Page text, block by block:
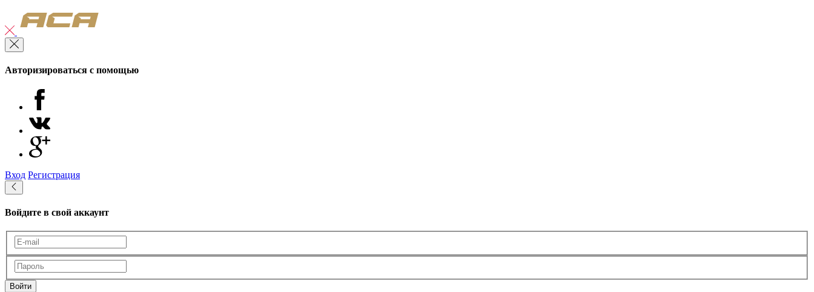
Авторизироваться с помощью
Вход Регистрация
Войдите в свой аккаунт
Войти